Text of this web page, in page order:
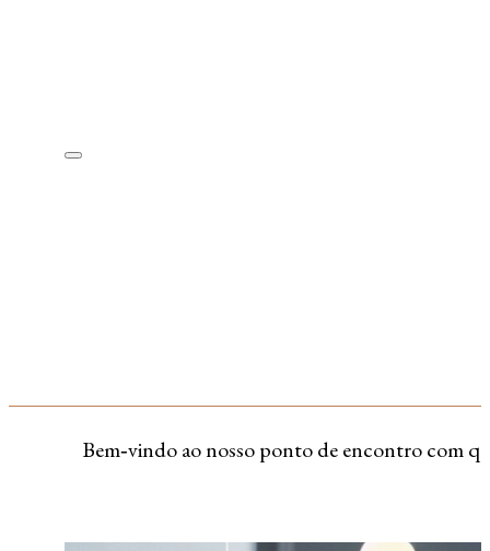
Bem‑vindo ao nosso ponto de encontro com